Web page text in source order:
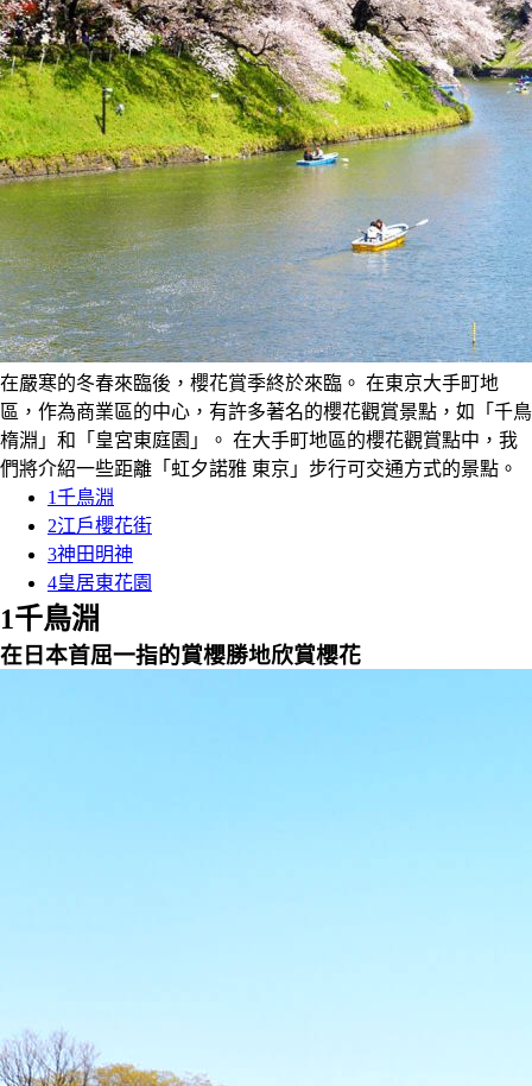
在嚴寒的冬春來臨後，櫻花賞季終於來臨。 在東京大手町地
區，作為商業區的中心，有許多著名的櫻花觀賞景點，如「千鳥
楕淵」和「皇宮東庭園」。 在大手町地區的櫻花觀賞點中，我
們將介紹一些距離「虹夕諾雅 東京」步行可交通方式的景點。
1千鳥淵
2江戶櫻花街
3神田明神
4皇居東花園
1千鳥淵
在日本首屈一指的賞櫻勝地欣賞櫻花